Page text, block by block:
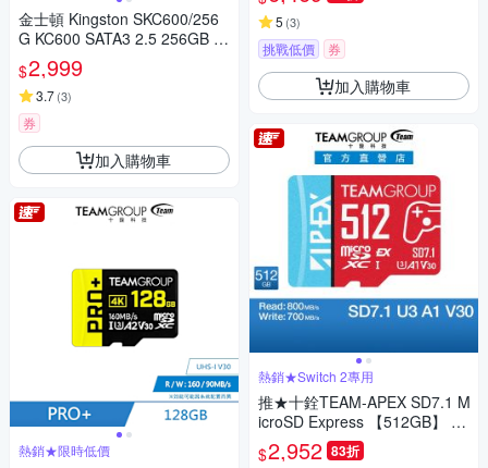
金士頓 Kingston SKC600/256
G KC600 SATA3 2.5 256GB S
SD 固態硬碟
$2,999
3.7(3)
券
加入購物車
熱銷★限時低價
5 (3)
挑戰低價 券
加入購物車
熱銷★Switch 2專用
推★十銓TEAM-APEX SD7.1 M
icroSD Express 【512GB】 (S
witch 2專用+終身保固)
$2,952 83折